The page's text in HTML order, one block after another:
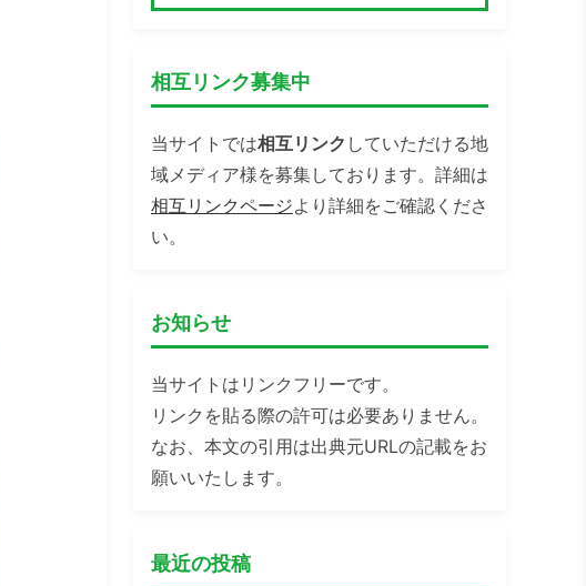
相互リンク募集中
当サイトでは相互リンク していただける地
域メディア様を募集しております。詳細は
相互リンクページより詳細をご確認くださ
い。
お知らせ
当サイトはリンクフリーです。
リンクを貼る際の許可は必要ありません。
なお、本文の引用は出典元URLの記載をお
願いいたします。
最近の投稿